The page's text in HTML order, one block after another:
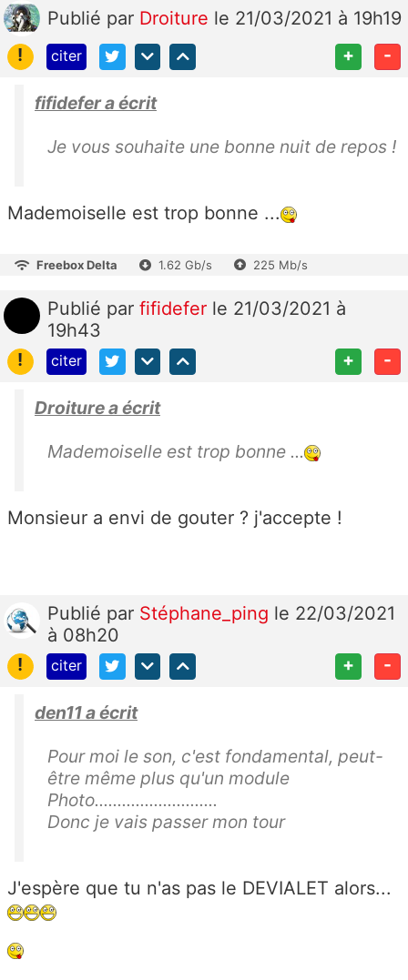
Publié par Droiture le 21/03/2021 à 19h19
!
citer + -
fifidefer a écrit
Je vous souhaite une bonne nuit de repos !
Mademoiselle est trop bonne ...
Freebox Delta 1.62 Gb/s 225 Mb/s
Publié par fifidefer le 21/03/2021 à
19h43
!
citer + -
Droiture a écrit
Mademoiselle est trop bonne ...
Monsieur a envi de gouter ? j'accepte !
Publié par Stéphane_ping le 22/03/2021
à 08h20
!
citer + -
den11 a écrit
Pour moi le son, c'est fondamental, peut-
être même plus qu'un module
Photo...........................
Donc je vais passer mon tour
J'espère que tu n'as pas le DEVIALET alors...